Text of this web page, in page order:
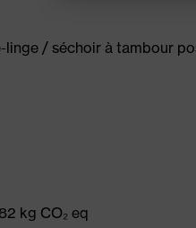
linge / séchoir à tambour
kg CO₂ eq